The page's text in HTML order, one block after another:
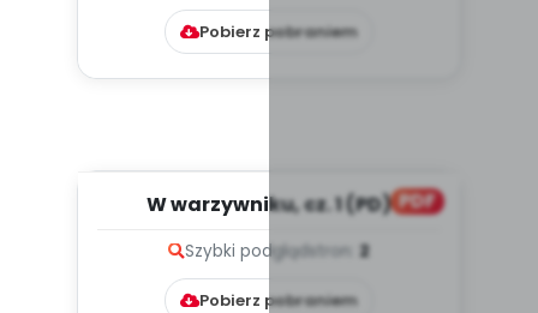
Pobierz pobraniem
PDF
W warzywniku, cz. 1 (PD)
Szybki podglądstron: 2
Pobierz pobraniem